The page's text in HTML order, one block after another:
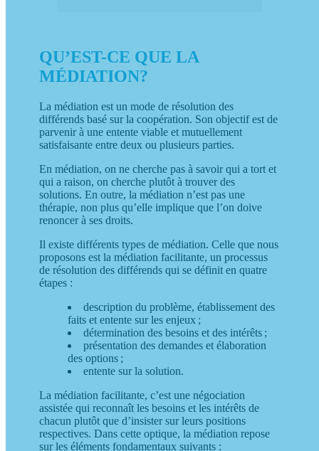
QU’EST-CE QUE LA
MÉDIATION?
La médiation est un mode de résolution des
différends basé sur la coopération. Son objectif est de
parvenir à une entente viable et mutuellement
satisfaisante entre deux ou plusieurs parties.
En médiation, on ne cherche pas à savoir qui a tort et
qui a raison, on cherche plutôt à trouver des
solutions. En outre, la médiation n’est pas une
thérapie, non plus qu’elle implique que l’on doive
renoncer à ses droits.
Il existe différents types de médiation. Celle que nous
proposons est la médiation facilitante, un processus
de résolution des différends qui se définit en quatre
étapes :
description du problème, établissement des
faits et entente sur les enjeux ;
détermination des besoins et des intérêts ;
présentation des demandes et élaboration
des options ;
entente sur la solution.
La médiation facilitante, c’est une négociation
assistée qui reconnaît les besoins et les intérêts de
chacun plutôt que d’insister sur leurs positions
respectives. Dans cette optique, la médiation repose
sur les éléments fondamentaux suivants :